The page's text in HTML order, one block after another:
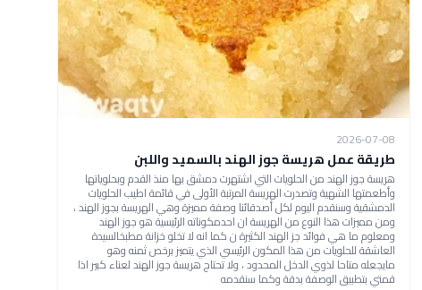
2026-07-08
طريقة عمل هريسة جوز الهند بالسميد واللبن
هريسة جوز الهند من الحلويات التي اشتهرت دمشق بها منذ القدم وبحلوياتها
وأطعمتها الشهية وتصدرت الهريسة المرتبة الأولى في قائمة اطيب الحلويات
الدمشقية وسنقدم اليوم لكل أصدقائنا وصفة مميزة وهي الهريسة بجوز الهند ،
ومن مميزات هذا النوع من الهريسة ان احدمكوناته الرئيسية هو جوز الهند
ومعلوم ما هي فوائد جز الهند الكثيرة ن كما انه لا تخلو خزانة مطبخالسيدة
العاشقة للحلويات من هذا المكون الرئيسي الذي يتميز برخص ثمنه وهو
مايجعله متاحا لذوي الدخل المحدود ، ولا تحتاج هريسة جوز الهند لعناء كبير اذا
قمتي بتطبيق الوصفة بدقة وكما سنقدمه